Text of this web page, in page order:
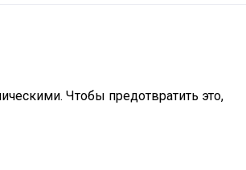
Чтобы предотвратить это,